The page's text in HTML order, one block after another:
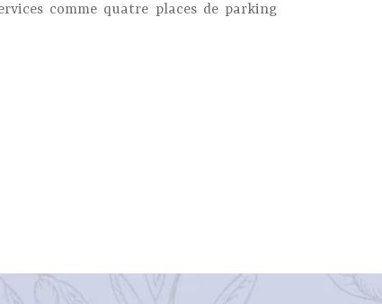
comme quatre places de parking